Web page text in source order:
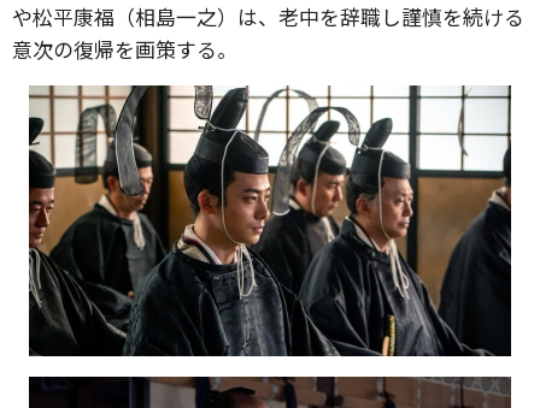
や松平康福（相島一之）は、老中を辞職し謹慎を続ける
意次の復帰を画策する。